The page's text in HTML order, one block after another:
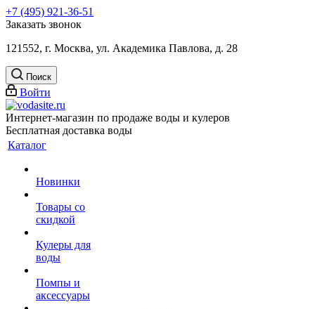
+7 (495) 921-36-51
Заказать звонок
121552, г. Москва, ул. Академика Павлова, д. 28
Поиск
Войти
Интернет-магазин по продаже воды и кулеров
Бесплатная доставка воды
Каталог
Новинки
Товары со
скидкой
Кулеры для
воды
Помпы и
аксессуары